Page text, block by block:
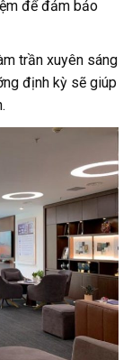
để đảm bảo
trần xuyên sáng
định kỳ sẽ giúp